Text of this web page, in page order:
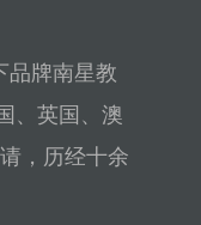
品牌南星教
、英国、澳
，历经十余